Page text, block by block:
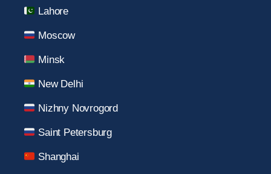
Lahore
Moscow
Minsk
New Delhi
Nizhny Novrogord
Saint Petersburg
Shanghai